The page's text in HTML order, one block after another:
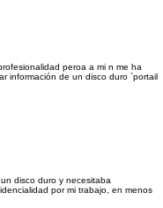
peroa a mi n me ha
información de un disco duro `portail
disco duro y necesitaba
por mi trabajo, en menos